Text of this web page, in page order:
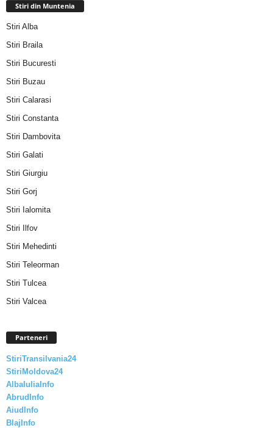
Stiri din Muntenia
Stiri Alba
Stiri Braila
Stiri Bucuresti
Stiri Buzau
Stiri Calarasi
Stiri Constanta
Stiri Dambovita
Stiri Galati
Stiri Giurgiu
Stiri Gorj
Stiri Ialomita
Stiri Ilfov
Stiri Mehedinti
Stiri Teleorman
Stiri Tulcea
Stiri Valcea
Parteneri
StiriTransilvania24
StiriMoldova24
AlbaIuliaInfo
AbrudInfo
AiudInfo
BlajInfo